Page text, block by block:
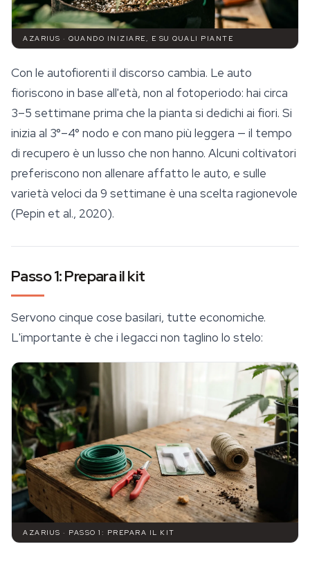
AZARIUS · QUANDO INIZIARE, E SU QUALI PIANTE
Con le autofiorenti il discorso cambia. Le auto
fioriscono in base all'età, non al fotoperiodo: hai circa
3–5 settimane prima che la pianta si dedichi ai fiori. Si
inizia al 3°–4° nodo e con mano più leggera — il tempo
di recupero è un lusso che non hanno. Alcuni coltivatori
preferiscono non allenare affatto le auto, e sulle
varietà veloci da 9 settimane è una scelta ragionevole
(Pepin et al., 2020).
Passo 1: Prepara il kit
Servono cinque cose basilari, tutte economiche.
L'importante è che i legacci non taglino lo stelo:
AZARIUS · PASSO 1: PREPARA IL KIT